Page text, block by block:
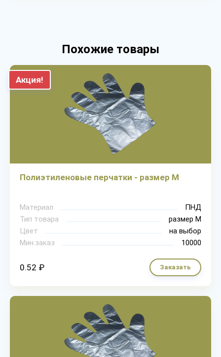
Похожие товары
Акция!
Полиэтиленовые перчатки - размер M
Материал
ПНД
Тип товара
размер М
Цвет
на выбор
Мин.заказ
10000
0.52 ₽ Заказать